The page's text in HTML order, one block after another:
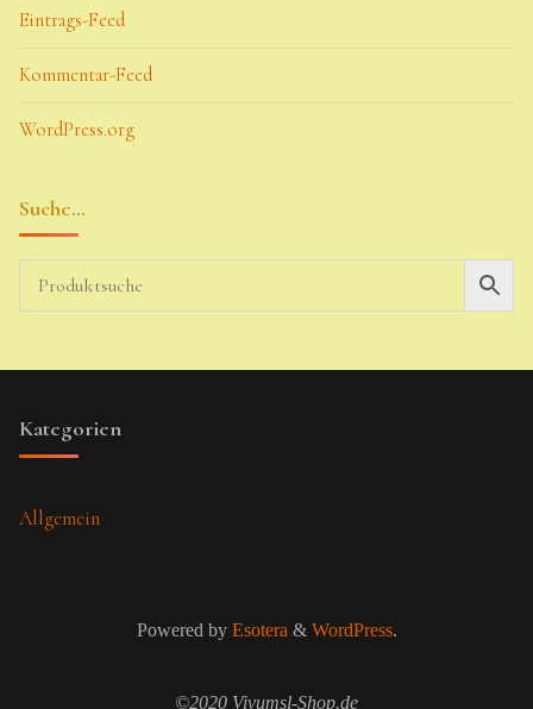
Eintrags-Feed
Kommentar-Feed
WordPress.org
Suche…
Kategorien
Allgemein
Powered byEsotera & WordPress.
©2020 Vivumsl-Shop.de